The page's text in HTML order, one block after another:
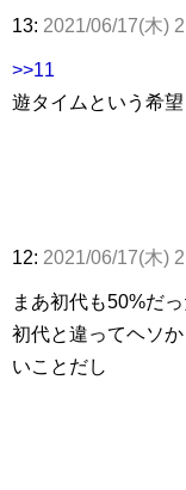
13: 2021/06/17(木)
>>11
遊タイムという希望
12: 2021/06/17(木)
まあ初代も50%だ
初代と違ってヘソ
いことだし